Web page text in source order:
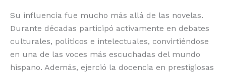
Su influencia fue mucho más allá de las novelas.
Durante décadas participó activamente en debates
culturales, políticos e intelectuales, convirtiéndose
en una de las voces más escuchadas del mundo
hispano. Además, ejerció la docencia en prestigiosas